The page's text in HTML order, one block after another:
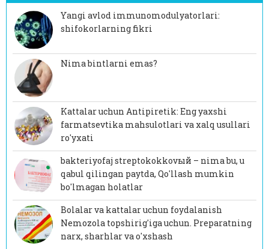
Yangi avlod immunomodulyatorlari:
shifokorlarning fikri
Nima bintlarni emas?
Kattalar uchun Antipiretik: Eng yaxshi
farmatsevtika mahsulotlari va xalq usullari
ro'yxati
bakteriyofaj streptokokkovый – nima bu, u
qabul qilingan paytda, Qo'llash mumkin
bo'lmagan holatlar
Bolalar va kattalar uchun foydalanish
Nemozola topshirig'iga uchun. Preparatning
narx, sharhlar va o'xshash